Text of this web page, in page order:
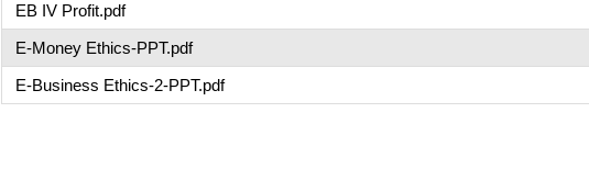
EB IV Profit.pdf
E-Money Ethics-PPT.pdf
E-Business Ethics-2-PPT.pdf